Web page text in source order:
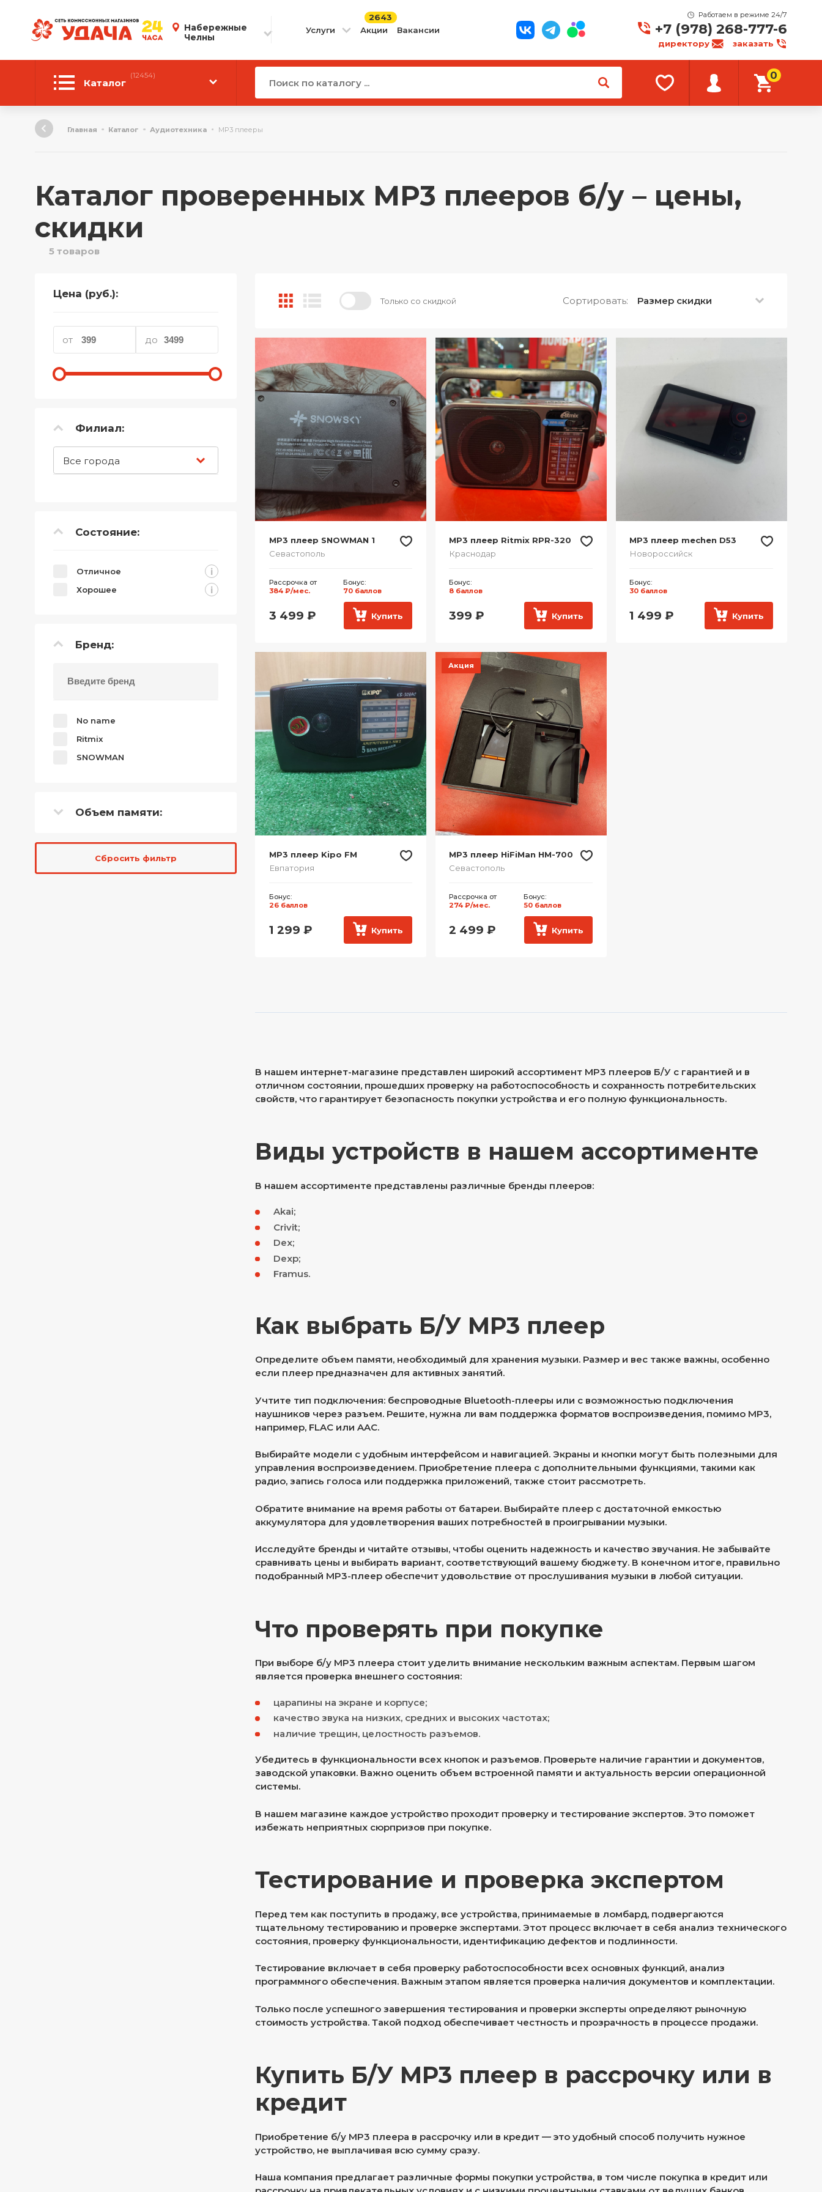
Набережные
Челны
Услуги Акции
2643
Вакансии
Работаем в режиме 24/7
+7 (978) 268-777-6
директору заказать
Каталог
(12454)
Автотовары
Компьютерная техника
Личные вещи
ТВ и Видео
0
Главная Каталог Аудиотехника MP3 плееры
Каталог проверенных MP3 плееров б/у – цены,
скидки
5 товаров
Цена (руб.):
от до
Филиал:
Все города
Состояние:
Отличное i
Хорошее i
Бренд:
No name
Ritmix
SNOWMAN
Объем памяти:
Сбросить фильтр
Только со скидкой Сортировать: Размер скидки
MP3 плеер SNOWMAN 1
Севастополь
Рассрочка от
384 ₽/мес.
Бонус:
70 баллов
3 499 ₽ Купить
MP3 плеер Ritmix RPR-320
Краснодар
Бонус:
8 баллов
399 ₽ Купить
MP3 плеер mechen D53
Новороссийск
Бонус:
30 баллов
1 499 ₽ Купить
MP3 плеер Kipo FM
Евпатория
Бонус:
26 баллов
1 299 ₽ Купить
Акция
MP3 плеер HiFiMan HM-700
Севастополь
Рассрочка от
274 ₽/мес.
Бонус:
50 баллов
2 499 ₽ Купить
В нашем интернет-магазине представлен широкий ассортимент MP3 плееров Б/У с гарантией и в
отличном состоянии, прошедших проверку на работоспособность и сохранность потребительских
свойств, что гарантирует безопасность покупки устройства и его полную функциональность.
Виды устройств в нашем ассортименте
В нашем ассортименте представлены различные бренды плееров:
Akai;
Crivit;
Dex;
Dexp;
Framus.
Как выбрать Б/У MP3 плеер
Определите объем памяти, необходимый для хранения музыки. Размер и вес также важны, особенно
если плеер предназначен для активных занятий.
Учтите тип подключения: беспроводные Bluetooth-плееры или с возможностью подключения
наушников через разъем. Решите, нужна ли вам поддержка форматов воспроизведения, помимо MP3,
например, FLAC или AAC.
Выбирайте модели с удобным интерфейсом и навигацией. Экраны и кнопки могут быть полезными для
управления воспроизведением. Приобретение плеера с дополнительными функциями, такими как
радио, запись голоса или поддержка приложений, также стоит рассмотреть.
Обратите внимание на время работы от батареи. Выбирайте плеер с достаточной емкостью
аккумулятора для удовлетворения ваших потребностей в проигрывании музыки.
Исследуйте бренды и читайте отзывы, чтобы оценить надежность и качество звучания. Не забывайте
сравнивать цены и выбирать вариант, соответствующий вашему бюджету. В конечном итоге, правильно
подобранный MP3-плеер обеспечит удовольствие от прослушивания музыки в любой ситуации.
Что проверять при покупке
При выборе б/у MP3 плеера стоит уделить внимание нескольким важным аспектам. Первым шагом
является проверка внешнего состояния:
царапины на экране и корпусе;
качество звука на низких, средних и высоких частотах;
наличие трещин, целостность разъемов.
Убедитесь в функциональности всех кнопок и разъемов. Проверьте наличие гарантии и документов,
заводской упаковки. Важно оценить объем встроенной памяти и актуальность версии операционной
системы.
В нашем магазине каждое устройство проходит проверку и тестирование экспертов. Это поможет
избежать неприятных сюрпризов при покупке.
Тестирование и проверка экспертом
Перед тем как поступить в продажу, все устройства, принимаемые в ломбард, подвергаются
тщательному тестированию и проверке экспертами. Этот процесс включает в себя анализ технического
состояния, проверку функциональности, идентификацию дефектов и подлинности.
Тестирование включает в себя проверку работоспособности всех основных функций, анализ
программного обеспечения. Важным этапом является проверка наличия документов и комплектации.
Только после успешного завершения тестирования и проверки эксперты определяют рыночную
стоимость устройства. Такой подход обеспечивает честность и прозрачность в процессе продажи.
Купить Б/У MP3 плеер в рассрочку или в
кредит
Приобретение б/у MP3 плеера в рассрочку или в кредит — это удобный способ получить нужное
устройство, не выплачивая всю сумму сразу.
Наша компания предлагает различные формы покупки устройства, в том числе покупка в кредит или